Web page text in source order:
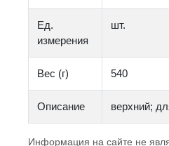
Ед.
измерения
шт.
Вес (г) 540
Описание верхний;
Информация на сайте не